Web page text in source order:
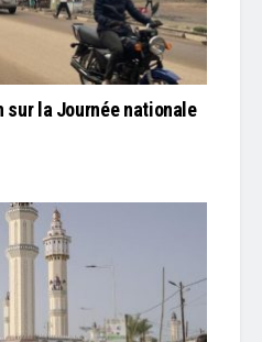
sur la Journée nationale